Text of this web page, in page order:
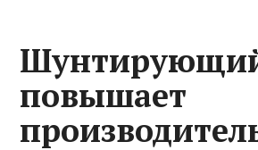
повышает